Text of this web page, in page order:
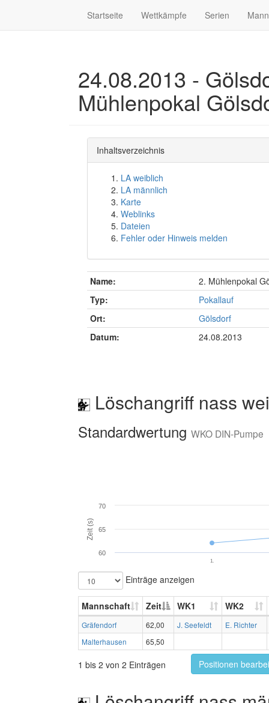
Startseite Wettkämpfe Serien
24.08.2013 -
Mühlenpokal
Inhaltsverzeichnis
LA weiblich
LA männlich
Karte
Weblinks
Dateien
Fehler oder Hinweis melden
Name:
2. Mühlenpokal
Typ:
Pokallauf
Ort:
Gölsdorf
Datum:
24.08.2013
Löschangriff nass
Standardwertung WKO DIN-Pumpe
Zeit (s)
1.
60
65
70
Einträge anzeigen
Mannschaft Zeit WK1 WK2
Gräfendorf 62,00 J. Seefeldt
E. Richter
Malterhausen
65,50
1 bis 2 von 2 Einträgen Positionen